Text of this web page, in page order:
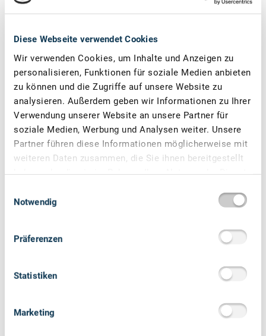
Diese Webseite verwendet Cookies
Wir verwenden Cookies, um Inhalte und Anzeigen zu
personalisieren, Funktionen für soziale Medien anbieten
zu können und die Zugriffe auf unsere Website zu
analysieren. Außerdem geben wir Informationen zu Ihrer
Verwendung unserer Website an unsere Partner für
soziale Medien, Werbung und Analysen weiter. Unsere
Partner führen diese Informationen möglicherweise mit
weiteren Daten zusammen, die Sie ihnen bereitgestellt
haben oder die sie im Rahmen Ihrer Nutzung der Dienste
Notwendig
Präferenzen
Statistiken
Marketing
© shutterstock / fizkes
Heizungsförderung für Unternehmen –